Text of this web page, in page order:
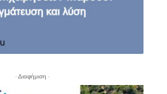
- Διαφήμιση -